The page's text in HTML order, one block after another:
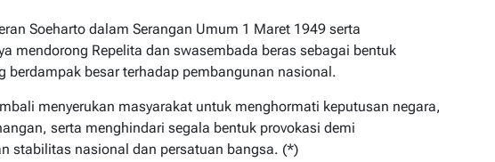
Soeharto dalam Serangan Umum 1 Maret 1949 serta
mendorong Repelita dan swasembada beras sebagai bentuk
berdampak besar terhadap pembangunan nasional.
menyerukan masyarakat untuk menghormati keputusan negara,
serta menghindari segala bentuk provokasi demi
stabilitas nasional dan persatuan bangsa. (*)